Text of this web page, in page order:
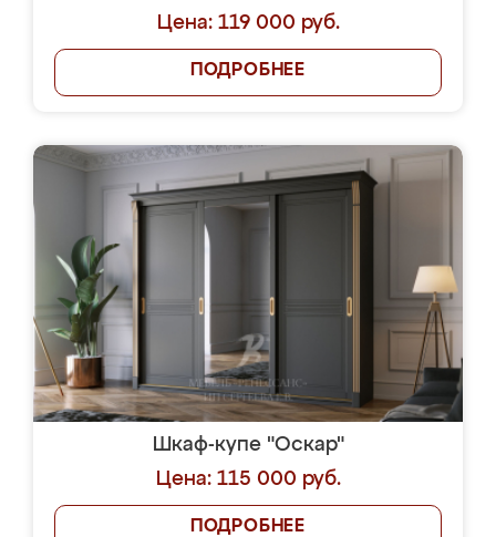
Цена: 119 000 руб.
ПОДРОБНЕЕ
Шкаф-купе "Оскар"
Цена: 115 000 руб.
ПОДРОБНЕЕ